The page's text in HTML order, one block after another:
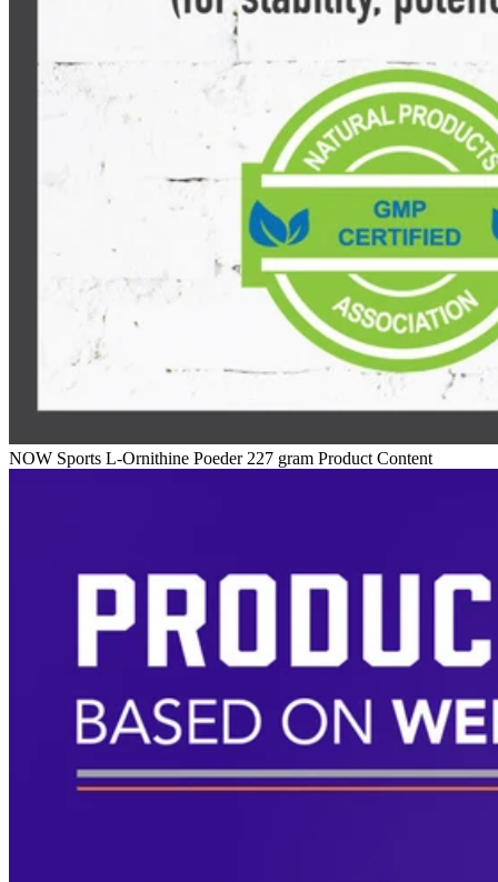
NOW Sports L-Ornithine Poeder 227 gram Product Content